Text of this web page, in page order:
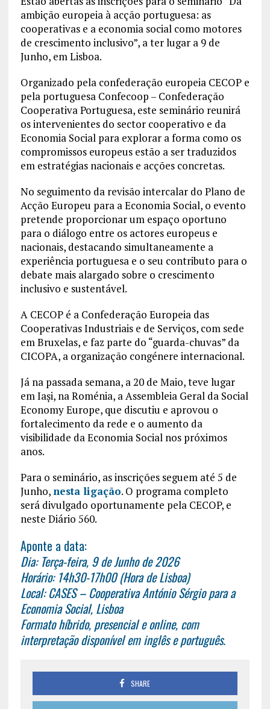
ambição europeia à acção portuguesa: as
cooperativas e a economia social como motores
de crescimento inclusivo”, a ter lugar a 9 de
Junho, em Lisboa.
Organizado pela confederação europeia CECOP e
pela portuguesa Confecoop – Confederação
Cooperativa Portuguesa, este seminário reunirá
os intervenientes do sector cooperativo e da
Economia Social para explorar a forma como os
compromissos europeus estão a ser traduzidos
em estratégias nacionais e acções concretas.
No seguimento da revisão intercalar do Plano de
Acção Europeu para a Economia Social, o evento
pretende proporcionar um espaço oportuno
para o diálogo entre os actores europeus e
nacionais, destacando simultaneamente a
experiência portuguesa e o seu contributo para o
debate mais alargado sobre o crescimento
inclusivo e sustentável.
A CECOP é a Confederação Europeia das
Cooperativas Industriais e de Serviços, com sede
em Bruxelas, e faz parte do “guarda-chuvas” da
CICOPA, a organização congénere internacional.
Já na passada semana, a 20 de Maio, teve lugar
em Iași, na Roménia, a Assembleia Geral da Social
Economy Europe, que discutiu e aprovou o
fortalecimento da rede e o aumento da
visibilidade da Economia Social nos próximos
anos.
Para o seminário, as inscrições seguem até 5 de
Junho, nesta ligação. O programa completo
será divulgado oportunamente pela CECOP, e
neste Diário 560.
Aponte a data:
Dia: Terça-feira, 9 de Junho de 2026
Horário: 14h30-17h00 (Hora de Lisboa)
Local: CASES – Cooperativa António Sérgio para a
Economia Social, Lisboa
Formato híbrido, presencial e online, com
interpretação disponível em inglês e português.
SHARE